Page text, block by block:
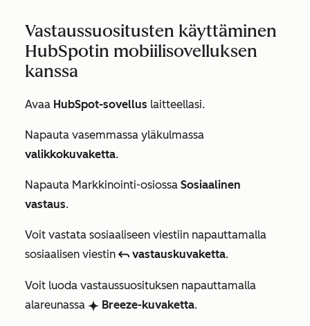
Vastaussuositusten käyttäminen
HubSpotin mobiilisovelluksen
kanssa
Avaa HubSpot-sovellus laitteellasi.
Napauta vasemmassa yläkulmassa
valikkokuvaketta.
Napauta Markkinointi-osiossa Sosiaalinen
vastaus.
Voit vastata sosiaaliseen viestiin napauttamalla
sosiaalisen viestin reply vastauskuvaketta.
Voit luoda vastaussuosituksen napauttamalla
alareunassa breezeSingleStar Breeze-kuvaketta.